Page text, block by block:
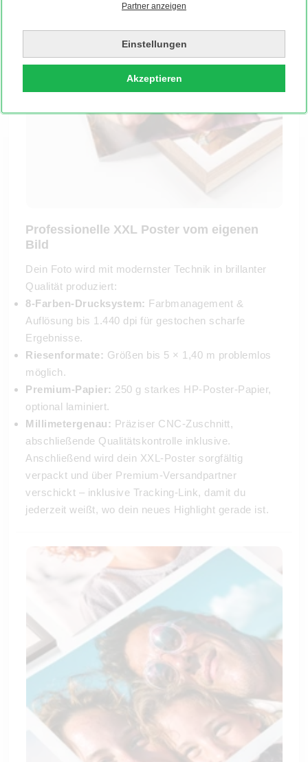
Partner anzeigen
Einstellungen
Akzeptieren
Professionelle XXL Poster vom eigenen
Bild
Dein Foto wird mit modernster Technik in brillanter
Qualität produziert:
8-Farben-Drucksystem: Farbmanagement &
Auflösung bis 1.440 dpi für gestochen scharfe
Ergebnisse.
Riesenformate: Größen bis 5 × 1,40 m problemlos
möglich.
Premium-Papier: 250 g starkes HP-Poster-Papier,
optional laminiert.
Millimetergenau: Präziser CNC-Zuschnitt,
abschließende Qualitätskontrolle inklusive.
Anschließend wird dein XXL-Poster sorgfältig
verpackt und über Premium-Versandpartner
verschickt – inklusive Tracking-Link, damit du
jederzeit weißt, wo dein neues Highlight gerade ist.